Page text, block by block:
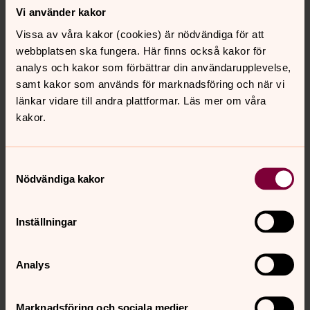
Vi använder kakor
Vissa av våra kakor (cookies) är nödvändiga för att
webbplatsen ska fungera. Här finns också kakor för
analys och kakor som förbättrar din användarupplevelse,
samt kakor som används för marknadsföring och när vi
länkar vidare till andra plattformar. Läs mer om våra
kakor.
Nödvändiga kakor
Inställningar
Analys
Marknadsföring och sociala medier
Act Svenska kyrkan
sida för fasteaktionen.
OMG är en sida för dig som är ung och/eller vill veta mer
om kristen tro